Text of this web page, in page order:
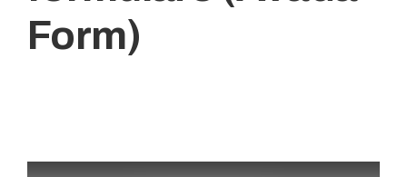
Form)